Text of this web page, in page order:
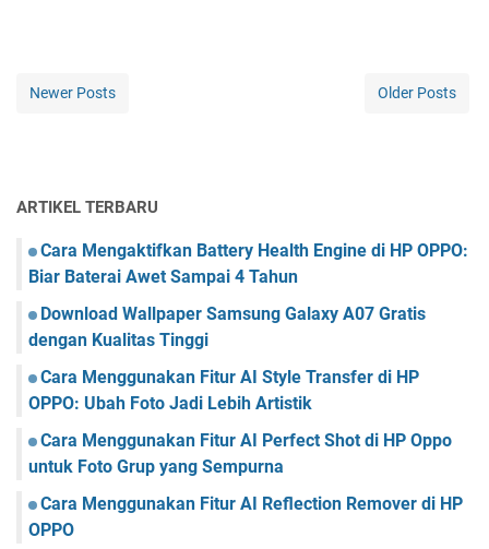
Newer Posts Older Posts
ARTIKEL TERBARU
Cara Mengaktifkan Battery Health Engine di HP OPPO:
Biar Baterai Awet Sampai 4 Tahun
Download Wallpaper Samsung Galaxy A07 Gratis
dengan Kualitas Tinggi
Cara Menggunakan Fitur AI Style Transfer di HP
OPPO: Ubah Foto Jadi Lebih Artistik
Cara Menggunakan Fitur AI Perfect Shot di HP Oppo
untuk Foto Grup yang Sempurna
Cara Menggunakan Fitur AI Reflection Remover di HP
OPPO